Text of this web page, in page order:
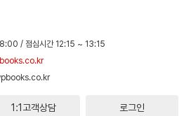
/ 점심시간 12:15 ~ 13:15
1:1고객상담 로그인